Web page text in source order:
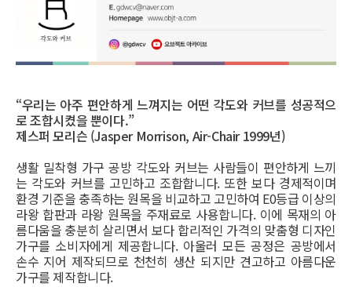
“우리는 아주 편안하게 느껴지는 어떤 각도와 커브를 성공적으
로 조합시켰을 뿐이다.”
제스퍼 모리슨 (Jasper Morrison, Air-Chair 1999년)
생활 밀착형 가구 공방 각도와 커브는 사람들이 편안하게 느끼
는 각도와 커브를 고민하고 조합합니다. 또한 보다 경제적이며
환경 기준을 충족하는 원목을 비교하고 고민하여 E0등급 이상의
라왕 합판과 라왕 원목을 주재료로 사용합니다. 이에 목재의 아
름다움을 충분히 살리면서 보다 합리적인 가격의 맞춤형 디자인
가구를 소비자에게 제공합니다. 아울러 모든 공정은 공방에서
손수 지어 제작되므로 천천히 생산 되지만 견고하고 아름다운
가구를 제작합니다.